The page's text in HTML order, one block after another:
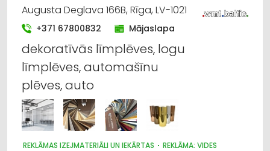
Augusta Deglava 166B, Rīga, LV-1021
+371 67800832 Mājaslapa
dekoratīvās līmplēves, logu
līmplēves, automašīnu
plēves, auto
REKLĀMAS IZEJMATERIĀLI UN IEKĀRTAS
REKLĀMA: VIDES